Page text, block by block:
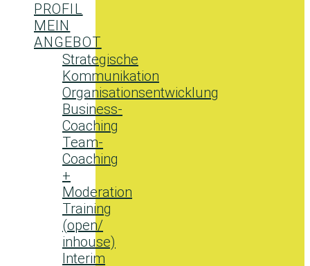
PROFIL
MEIN
ANGEBOT
Strategische
Kommunikation
Organisationsentwicklung
Business-
Coaching
Team-
Coaching
+
Moderation
Training
(open/
inhouse)
Interim